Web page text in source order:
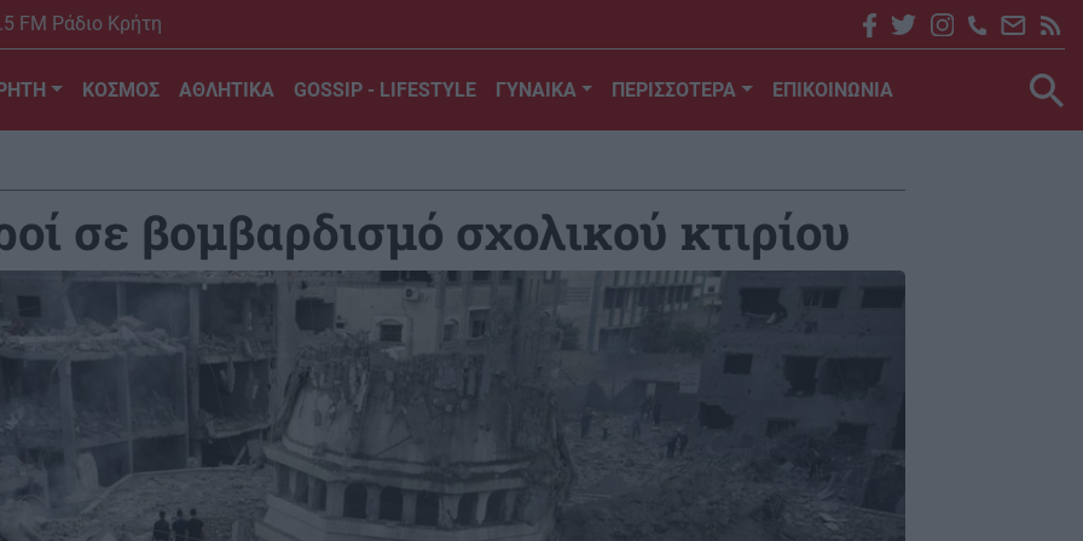
FM Ράδιο Κρήτη
ΚΟΣΜΟΣ ΑΘΛΗΤΙΚΑ GOSSIP - LIFESTYLE ΓΥΝΑΙΚΑ ΠΕΡΙΣΣΟΤΕΡΑ ΕΠΙΚΟΙΝΩΝΙΑ
σε βομβαρδισμό σχολικού κτιρίου